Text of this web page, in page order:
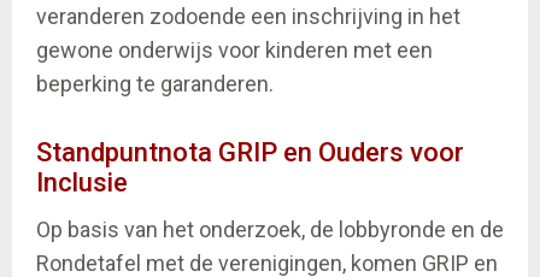
veranderen zodoende een inschrijving in het
gewone onderwijs voor kinderen met een
beperking te garanderen.
Standpuntnota GRIP en Ouders voor
Inclusie
Op basis van het onderzoek, de lobbyronde en de
Rondetafel met de verenigingen, komen GRIP en